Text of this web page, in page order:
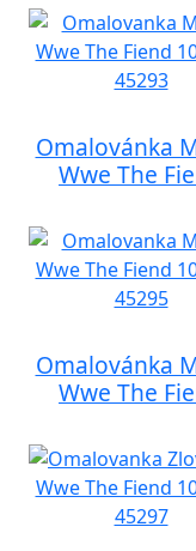
Omalovánka
Wwe The
Omalovánka
Wwe The